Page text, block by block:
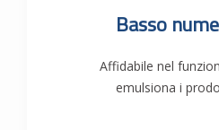
Basso
Affidabile nel
emulsiona i